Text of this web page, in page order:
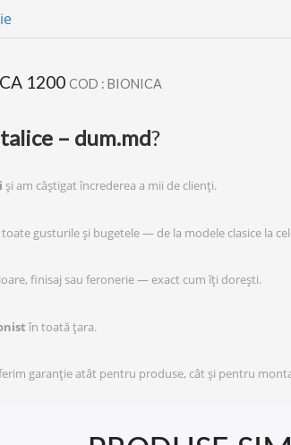
1200 COD : BIONICA
– dum.md?
și am câștigat încrederea a mii de clienți.
gusturile și bugetele — de la modele clasice la
finisaj sau feronerie — exact cum îți dorești.
în toată țara.
garanție atât pentru produse, cât și pentru